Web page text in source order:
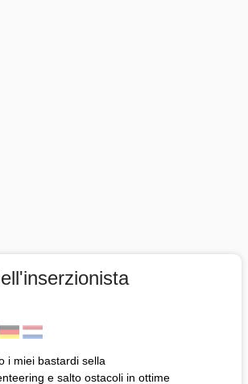
i miei bastardi sella
e salto ostacoli in ottime